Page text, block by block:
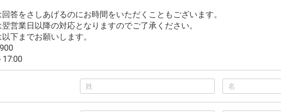
答をさしあげるのにお時間をいただくこともございます。
営業日以降の対応となりますのでご了承ください。
下までお願いします。
17:00